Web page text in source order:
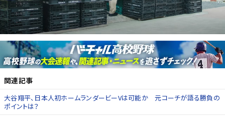
関連記事
大谷翔平、日本人初ホームランダービーVは可能か 元コーチが語る勝負の
ポイントは？